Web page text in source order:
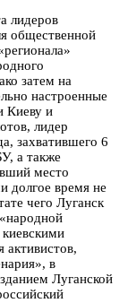
лидеров
общественной
затем на
настроенные
Киеву и
лидер
захватившего 6
а также
место
долгое время не
чего Луганск
активистов,
в
Луганской